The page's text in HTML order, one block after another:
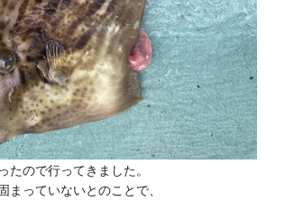
ので行ってきました。
っていないとのことで、